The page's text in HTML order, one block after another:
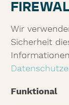
Wir
Sicherheit
Funktional